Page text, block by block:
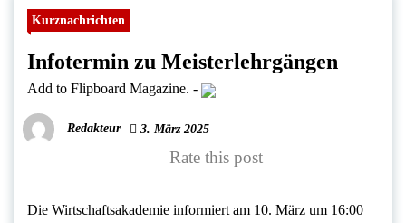
Kurznachrichten
Infotermin zu Meisterlehrgängen
Add to Flipboard Magazine. -
Redakteur 3. März 2025
Rate this post
Die Wirtschaftsakademie informiert am 10. März um 16:00